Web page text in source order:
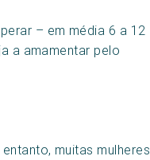
– em média 6 a 12
a amamentar pelo
muitas mulheres